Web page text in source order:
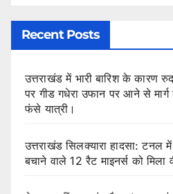
Recent Posts
उत्तराखंड में भारी बारिश के कारण
पर गीड गधेरा उफान पर आने से मार्ग
फंसे यात्री।
उत्तराखंड सिलक्यारा हादसा:
बचाने वाले 12 रैट माइनर्स को मिला